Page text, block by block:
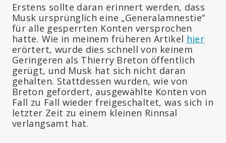
Erstens sollte daran erinnert werden, dass
Musk ursprünglich eine „Generalamnestie“
für alle gesperrten Konten versprochen
hatte. Wie in meinem früheren Artikel hier
erörtert, wurde dies schnell von keinem
Geringeren als Thierry Breton öffentlich
gerügt, und Musk hat sich nicht daran
gehalten. Stattdessen wurden, wie von
Breton gefordert, ausgewählte Konten von
Fall zu Fall wieder freigeschaltet, was sich in
letzter Zeit zu einem kleinen Rinnsal
verlangsamt hat.